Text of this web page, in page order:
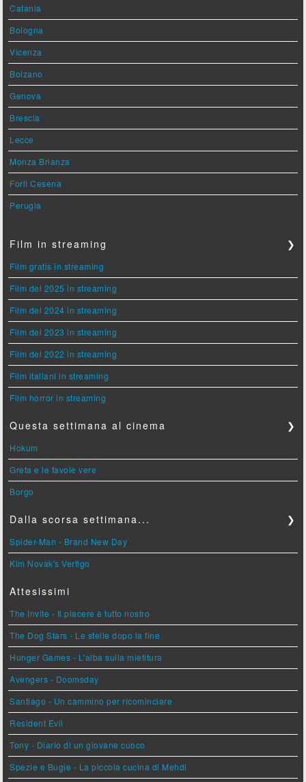
Catania
Bologna
Vicenza
Bolzano
Genova
Brescia
Lecce
Monza Brianza
Forlì Cesena
Perugia
Film in streaming ❯
Film gratis in streaming
Film del 2025 in streaming
Film del 2024 in streaming
Film del 2023 in streaming
Film del 2022 in streaming
Film italiani in streaming
Film horror in streaming
Questa settimana al cinema ❯
Hokum
Greta e le favole vere
Borgo
Dalla scorsa settimana... ❯
Spider-Man - Brand New Day
Kim Novak's Vertigo
Attesissimi
The Invite - Il piacere è tutto nostro
The Dog Stars - Le stelle dopo la fine
Hunger Games - L'alba sulla mietitura
Avengers - Doomsday
Santiago - Un cammino per ricominciare
Resident Evil
Tony - Diario di un giovane cuoco
Spezie e Bugie - La piccola cucina di Mehdi